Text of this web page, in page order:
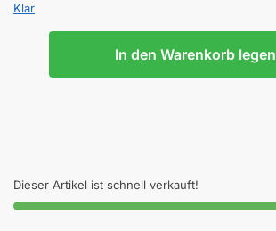
Klar
In den Warenkorb legen
Dieser Artikel ist schnell verkauft!